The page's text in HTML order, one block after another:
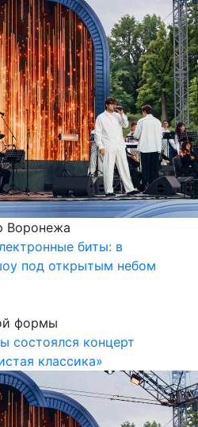
Воронежа
биты: в
под открытым небом
формы
состоялся концерт
классика»